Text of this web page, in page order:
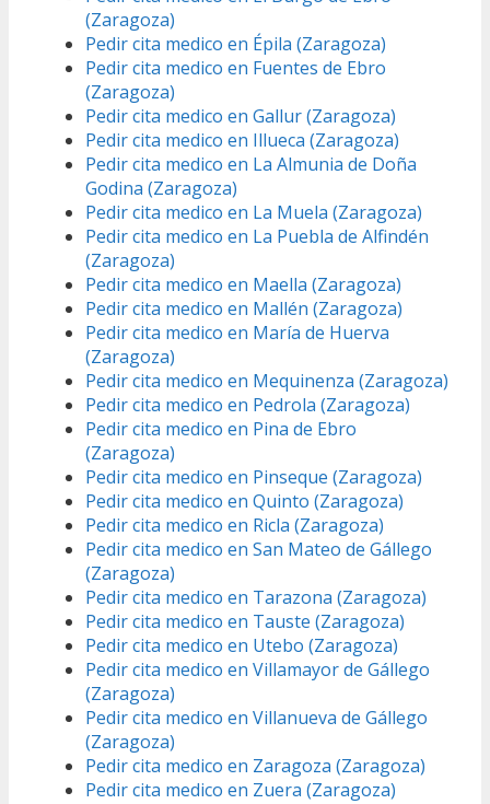
(Zaragoza)
Pedir cita medico en Épila (Zaragoza)
Pedir cita medico en Fuentes de Ebro
(Zaragoza)
Pedir cita medico en Gallur (Zaragoza)
Pedir cita medico en Illueca (Zaragoza)
Pedir cita medico en La Almunia de Doña
Godina (Zaragoza)
Pedir cita medico en La Muela (Zaragoza)
Pedir cita medico en La Puebla de Alfindén
(Zaragoza)
Pedir cita medico en Maella (Zaragoza)
Pedir cita medico en Mallén (Zaragoza)
Pedir cita medico en María de Huerva
(Zaragoza)
Pedir cita medico en Mequinenza (Zaragoza)
Pedir cita medico en Pedrola (Zaragoza)
Pedir cita medico en Pina de Ebro
(Zaragoza)
Pedir cita medico en Pinseque (Zaragoza)
Pedir cita medico en Quinto (Zaragoza)
Pedir cita medico en Ricla (Zaragoza)
Pedir cita medico en San Mateo de Gállego
(Zaragoza)
Pedir cita medico en Tarazona (Zaragoza)
Pedir cita medico en Tauste (Zaragoza)
Pedir cita medico en Utebo (Zaragoza)
Pedir cita medico en Villamayor de Gállego
(Zaragoza)
Pedir cita medico en Villanueva de Gállego
(Zaragoza)
Pedir cita medico en Zaragoza (Zaragoza)
Pedir cita medico en Zuera (Zaragoza)